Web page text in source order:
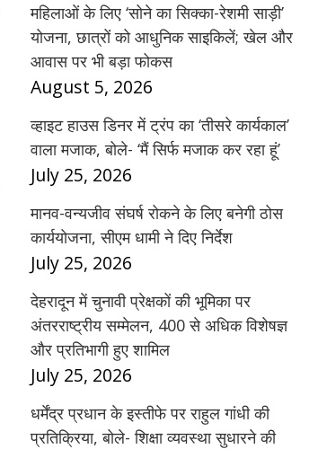
महिलाओं के लिए ‘सोने का सिक्का-रेशमी साड़ी’
योजना, छात्रों को आधुनिक साइकिलें; खेल और
आवास पर भी बड़ा फोकस
August 5, 2026
व्हाइट हाउस डिनर में ट्रंप का ‘तीसरे कार्यकाल’
वाला मजाक, बोले- ‘मैं सिर्फ मजाक कर रहा हूं’
July 25, 2026
मानव-वन्यजीव संघर्ष रोकने के लिए बनेगी ठोस
कार्ययोजना, सीएम धामी ने दिए निर्देश
July 25, 2026
देहरादून में चुनावी प्रेक्षकों की भूमिका पर
अंतरराष्ट्रीय सम्मेलन, 400 से अधिक विशेषज्ञ
और प्रतिभागी हुए शामिल
July 25, 2026
धर्मेंद्र प्रधान के इस्तीफे पर राहुल गांधी की
प्रतिक्रिया, बोले- शिक्षा व्यवस्था सुधारने की